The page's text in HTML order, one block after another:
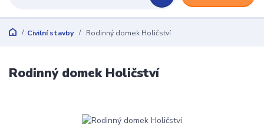
Civilní stavby Rodinný domek Holičství
Rodinný domek Holičství